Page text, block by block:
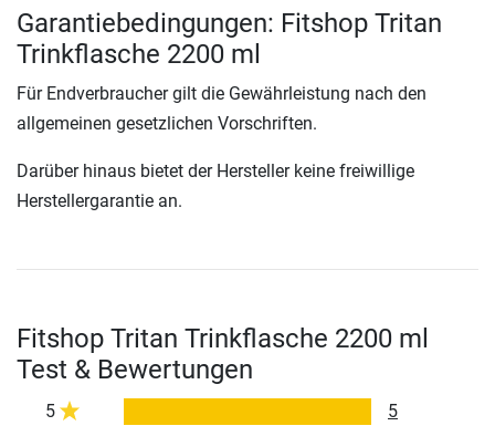
Garantiebedingungen: Fitshop Tritan
Trinkflasche 2200 ml
Für Endverbraucher gilt die Gewährleistung nach den
allgemeinen gesetzlichen Vorschriften.
Darüber hinaus bietet der Hersteller keine freiwillige
Herstellergarantie an.
Fitshop Tritan Trinkflasche 2200 ml
Test & Bewertungen
5
5